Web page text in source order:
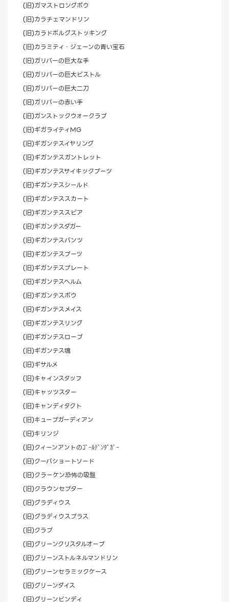
(旧)ガマストロングボウ
(旧)カラチェマンドリン
(旧)カラドボルグストッキング
(旧)カラミティ・ジェーンの青い宝石
(旧)ガリバーの巨大な手
(旧)ガリバーの巨大ピストル
(旧)ガリバーの巨大二刀
(旧)ガリバーの赤い手
(旧)ガンストックウォークラブ
(旧)ギガライティMG
(旧)ギガンテスイヤリング
(旧)ギガンテスガントレット
(旧)ギガンテスサイキックブーツ
(旧)ギガンテスシールド
(旧)ギガンテススカート
(旧)ギガンテススピア
(旧)ギガンテスダガー
(旧)ギガンテスパンツ
(旧)ギガンテスブーツ
(旧)ギガンテスプレート
(旧)ギガンテスヘルム
(旧)ギガンテスボウ
(旧)ギガンテスメイス
(旧)ギガンテスリング
(旧)ギガンテスローブ
(旧)ギガンテス魂
(旧)ギサルメ
(旧)キャインスタッフ
(旧)キャッツスター
(旧)キャンディタクト
(旧)キューブガーディアン
(旧)キリンジ
(旧)クィーンアントのｺﾞｰﾙﾃﾞﾝﾀﾞｶﾞｰ
(旧)クーパショートソード
(旧)クラーケン恐怖の吸盤
(旧)クラウンセプター
(旧)グラディウス
(旧)グラディウスプラス
(旧)クラブ
(旧)グリーンクリスタルオーブ
(旧)グリーンストルネルマンドリン
(旧)グリーンセラミックケース
(旧)グリーンダイス
(旧)グリーンビンディ